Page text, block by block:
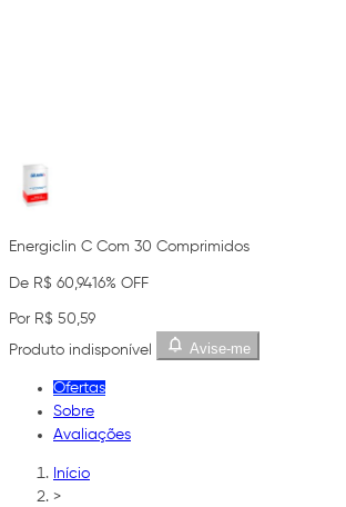
Energiclin C Com 30 Comprimidos
De R$ 60,9416% OFF
Por R$ 50,59
Produto indisponível
Avise-me
Ofertas
Sobre
Avaliações
Início
>